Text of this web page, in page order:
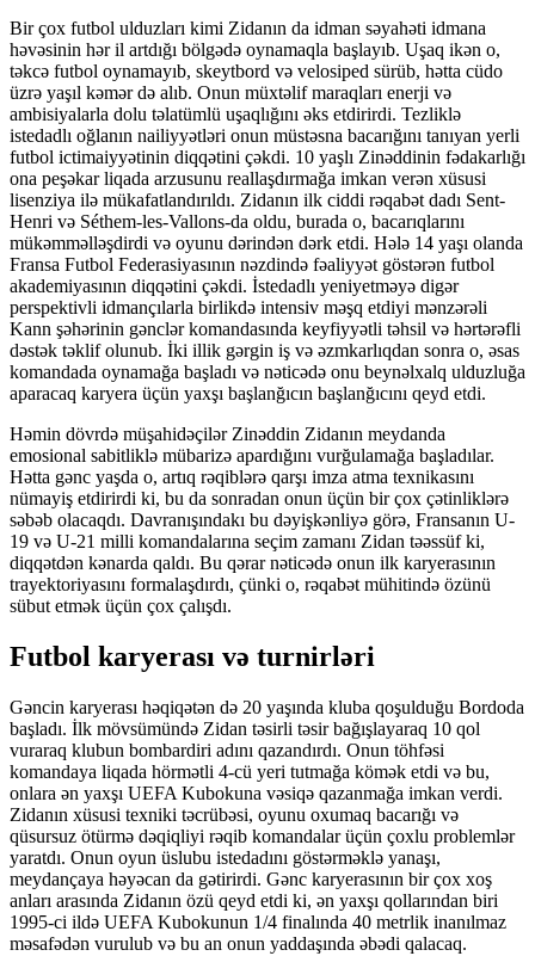
Bir çox futbol ulduzları kimi Zidanın da idman səyahəti idmana
həvəsinin hər il artdığı bölgədə oynamaqla başlayıb. Uşaq ikən o,
təkcə futbol oynamayıb, skeytbord və velosiped sürüb, hətta cüdo
üzrə yaşıl kəmər də alıb. Onun müxtəlif maraqları enerji və
ambisiyalarla dolu təlatümlü uşaqlığını əks etdirirdi. Tezliklə
istedadlı oğlanın nailiyyətləri onun müstəsna bacarığını tanıyan yerli
futbol ictimaiyyətinin diqqətini çəkdi. 10 yaşlı Zinəddinin fədakarlığı
ona peşəkar liqada arzusunu reallaşdırmağa imkan verən xüsusi
lisenziya ilə mükafatlandırıldı. Zidanın ilk ciddi rəqabət dadı Sent-
Henri və Séthem-les-Vallons-da oldu, burada o, bacarıqlarını
mükəmməlləşdirdi və oyunu dərindən dərk etdi. Hələ 14 yaşı olanda
Fransa Futbol Federasiyasının nəzdində fəaliyyət göstərən futbol
akademiyasının diqqətini çəkdi. İstedadlı yeniyetməyə digər
perspektivli idmançılarla birlikdə intensiv məşq etdiyi mənzərəli
Kann şəhərinin gənclər komandasında keyfiyyətli təhsil və hərtərəfli
dəstək təklif olunub. İki illik gərgin iş və əzmkarlıqdan sonra o, əsas
komandada oynamağa başladı və nəticədə onu beynəlxalq ulduzluğa
aparacaq karyera üçün yaxşı başlanğıcın başlanğıcını qeyd etdi.
Həmin dövrdə müşahidəçilər Zinəddin Zidanın meydanda
emosional sabitliklə mübarizə apardığını vurğulamağa başladılar.
Hətta gənc yaşda o, artıq rəqiblərə qarşı imza atma texnikasını
nümayiş etdirirdi ki, bu da sonradan onun üçün bir çox çətinliklərə
səbəb olacaqdı. Davranışındakı bu dəyişkənliyə görə, Fransanın U-
19 və U-21 milli komandalarına seçim zamanı Zidan təəssüf ki,
diqqətdən kənarda qaldı. Bu qərar nəticədə onun ilk karyerasının
trayektoriyasını formalaşdırdı, çünki o, rəqabət mühitində özünü
sübut etmək üçün çox çalışdı.
Futbol karyerası və turnirləri
Gəncin karyerası həqiqətən də 20 yaşında kluba qoşulduğu Bordoda
başladı. İlk mövsümündə Zidan təsirli təsir bağışlayaraq 10 qol
vuraraq klubun bombardiri adını qazandırdı. Onun töhfəsi
komandaya liqada hörmətli 4-cü yeri tutmağa kömək etdi və bu,
onlara ən yaxşı UEFA Kubokuna vəsiqə qazanmağa imkan verdi.
Zidanın xüsusi texniki təcrübəsi, oyunu oxumaq bacarığı və
qüsursuz ötürmə dəqiqliyi rəqib komandalar üçün çoxlu problemlər
yaratdı. Onun oyun üslubu istedadını göstərməklə yanaşı,
meydançaya həyəcan da gətirirdi. Gənc karyerasının bir çox xoş
anları arasında Zidanın özü qeyd etdi ki, ən yaxşı qollarından biri
1995-ci ildə UEFA Kubokunun 1/4 finalında 40 metrlik inanılmaz
məsafədən vurulub və bu an onun yaddaşında əbədi qalacaq.